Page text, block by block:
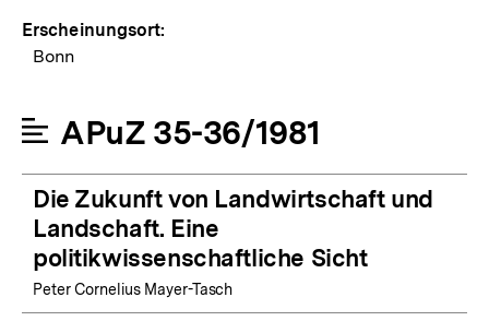
Erscheinungsort:
Bonn
APuZ 35-36/1981
Die Zukunft von Landwirtschaft und
Landschaft. Eine
politikwissenschaftliche Sicht
Peter Cornelius Mayer-Tasch